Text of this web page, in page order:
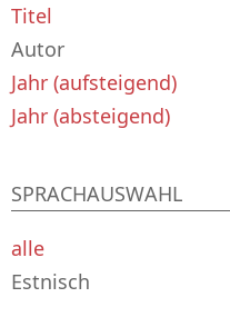
Titel
Autor
Jahr (aufsteigend)
Jahr (absteigend)
SPRACHAUSWAHL
alle
Estnisch